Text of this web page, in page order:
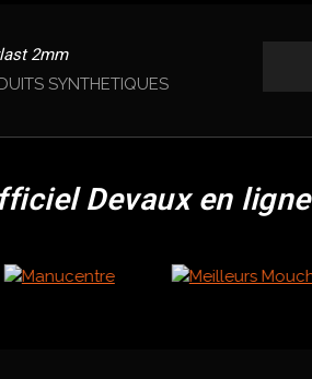
2mm
SYNTHETIQUES
Devaux en ligne